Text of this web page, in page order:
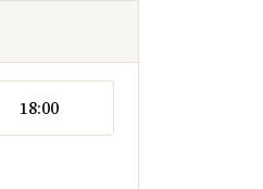
18:00